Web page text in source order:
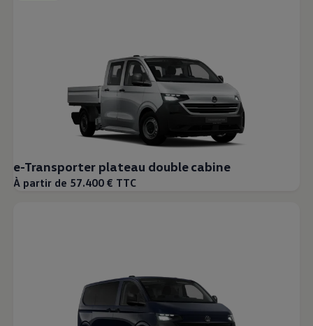
e-Transporter plateau double cabine
À partir de 57.400 € TTC